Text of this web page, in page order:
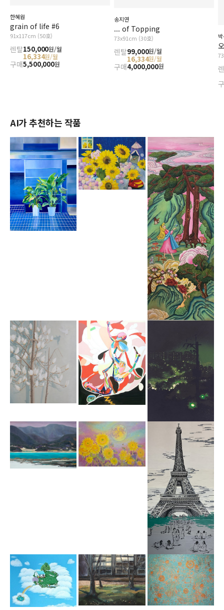
한혜원
grain of life #6
91x117cm (50호)
렌탈150,000원/월
16,334원/월
구매5,500,000원
송지연
... of Topping
73x91cm (30호)
렌탈99,000원/월
16,334원/월
구매4,000,000원
AI가 추천하는 작품